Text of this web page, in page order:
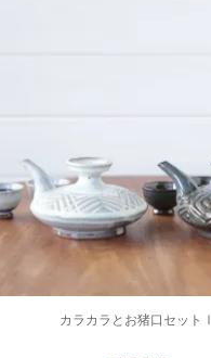
カラカラとお猪口セットⅠ